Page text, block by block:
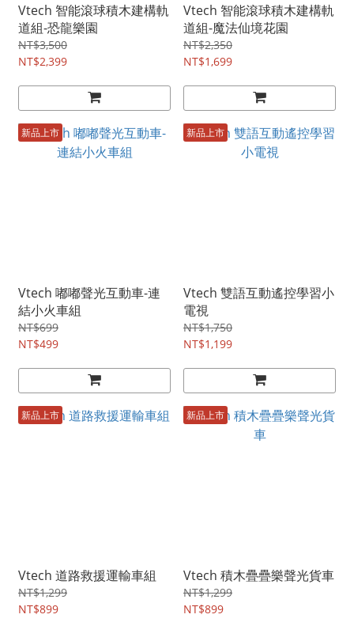
Vtech 智能滾球積木建構軌
道組-恐龍樂園
NT$3,500
NT$2,399
Vtech 智能滾球積木建構軌
道組-魔法仙境花園
NT$2,350
NT$1,699
新品上市
Vtech 嘟嘟聲光互動車-連
結小火車組
NT$699
NT$499
新品上市
Vtech 雙語互動遙控學習小
電視
NT$1,750
NT$1,199
新品上市
Vtech 道路救援運輸車組
NT$1,299
NT$899
新品上市
Vtech 積木疊疊樂聲光貨車
NT$1,299
NT$899